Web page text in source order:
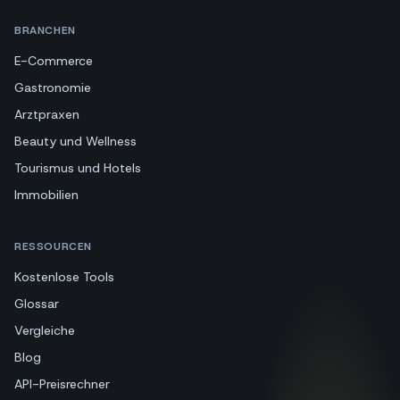
BRANCHEN
E-Commerce
Gastronomie
Arztpraxen
Beauty und Wellness
Tourismus und Hotels
Immobilien
RESSOURCEN
Kostenlose Tools
Glossar
Vergleiche
Blog
API-Preisrechner